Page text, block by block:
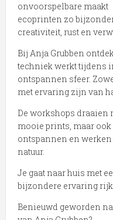
onvoorspelbare maakt
ecoprinten zo
creativiteit, rust en
Bij Anja Grubben
techniek werkt tijdens
ontspannen sfeer.
met ervaring zijn van
De workshops draaien
mooie prints, maar
ontspannen en
natuur.
Je gaat naar huis met
bijzondere ervaring
Benieuwd geworden